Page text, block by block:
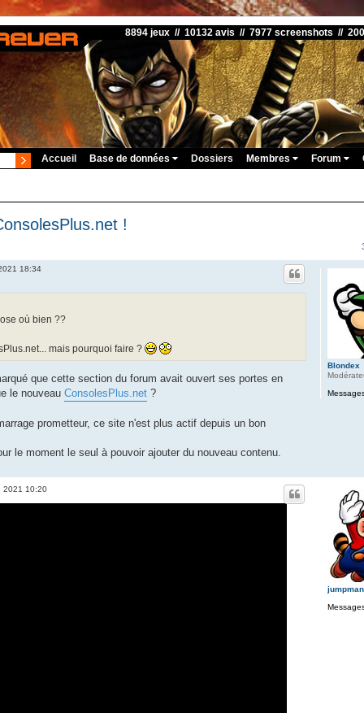
8894 jeux // 10132 avis // 7977 screenshots //
Accueil Base de données Dossiers Membres Forum
!
Blondex
18:34
où bien ??
mais pourquoi faire ?
que cette section du forum avait ouvert ses portes en
le nouveau ConsolesPlus.net ?
prometteur, ce site n'est plus actif depuis un bon
le moment le seul à pouvoir ajouter du nouveau contenu.
jumpman
2021 10:20